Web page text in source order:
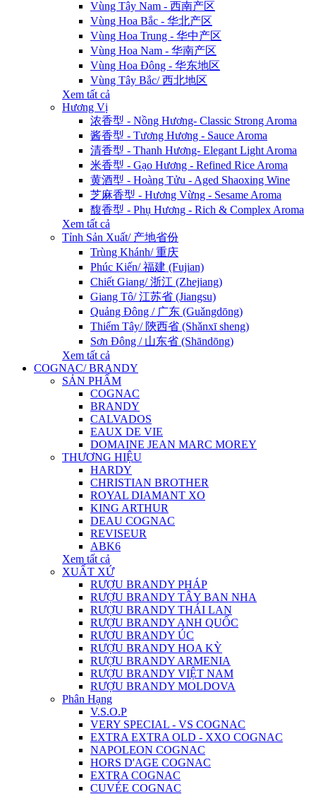
Vùng Tây Nam - 西南产区
Vùng Hoa Bắc - 华北产区
Vùng Hoa Trung - 华中产区
Vùng Hoa Nam - 华南产区
Vùng Hoa Đông - 华东地区
Vùng Tây Bắc/ 西北地区
Xem tất cả
Hương Vị
浓香型 - Nồng Hương- Classic Strong Aroma
酱香型 - Tương Hương - Sauce Aroma
清香型 - Thanh Hương- Elegant Light Aroma
米香型 - Gạo Hương - Refined Rice Aroma
黄酒型 - Hoàng Tửu - Aged Shaoxing Wine
芝麻香型 - Hương Vừng - Sesame Aroma
馥香型 - Phụ Hương - Rich & Complex Aroma
Xem tất cả
Tỉnh Sản Xuất/ 产地省份
Trùng Khánh/ 重庆
Phúc Kiến/ 福建 (Fujian)
Chiết Giang/ 浙江 (Zhejiang)
Giang Tô/ 江苏省 (Jiangsu)
Quảng Đông / 广东 (Guǎngdōng)
Thiểm Tây/ 陝西省 (Shǎnxī sheng)
Sơn Đông / 山东省 (Shāndōng)
Xem tất cả
COGNAC/ BRANDY
SẢN PHẨM
COGNAC
BRANDY
CALVADOS
EAUX DE VIE
DOMAINE JEAN MARC MOREY
THƯƠNG HIỆU
HARDY
CHRISTIAN BROTHER
ROYAL DIAMANT XO
KING ARTHUR
DEAU COGNAC
REVISEUR
ABK6
Xem tất cả
XUẤT XỨ
RƯỢU BRANDY PHÁP
RƯỢU BRANDY TÂY BAN NHA
RƯỢU BRANDY THÁI LAN
RƯỢU BRANDY ANH QUỐC
RƯỢU BRANDY ÚC
RƯỢU BRANDY HOA KỲ
RƯỢU BRANDY ARMENIA
RƯỢU BRANDY VIỆT NAM
RƯỢU BRANDY MOLDOVA
Phân Hạng
V.S.O.P
VERY SPECIAL - VS COGNAC
EXTRA EXTRA OLD - XXO COGNAC
NAPOLEON COGNAC
HORS D'AGE COGNAC
EXTRA COGNAC
CUVÉE COGNAC